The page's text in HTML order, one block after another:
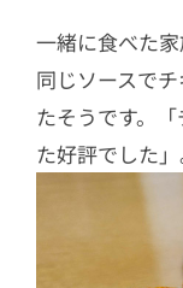
一緒に食べた
同じソースで
たそうです。
た好評でした」